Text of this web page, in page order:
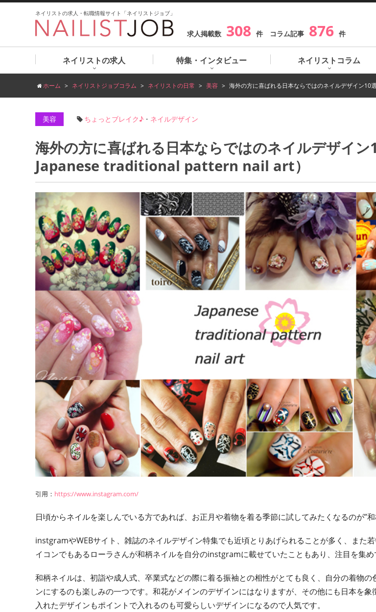
ネイリストの求人・転職情報サイト「ネイリストジョブ」
求人掲載数 308 件 コラム記事 876 件
ネイリストの求人 特集・インタビュー ネイリストコラム
ホーム ネイリストジョブコラム ネイリストの日常 美容 海外の方に喜ばれる日本ならではのネイルデザイン
美容 ちょっとブレイク♪ ・ ネイルデザイン
海外の方に喜ばれる日本ならではのネイルデザイ
Japanese traditional pattern nail art）
引用： https://www.instagram.com/
日頃からネイルを楽しんでいる方であれば、お正月や着物を着る季節に試してみたくなるのが”和
instgramやWEBサイト、雑誌のネイルデザイン特集でも近頃とりあげられることが多く、また
イコンでもあるローラさんが和柄ネイルを自分のinstgramに載せていたこともあり、注目を集め
和柄ネイルは、初詣や成人式、卒業式などの際に着る振袖との相性がとても良く、自分の着物の
ンにするのも楽しみの一つです。和花がメインのデザインにはなりますが、その他にも日本を象
入れたデザインもポイントで入れるのも可愛らしいデザインになるので人気です。